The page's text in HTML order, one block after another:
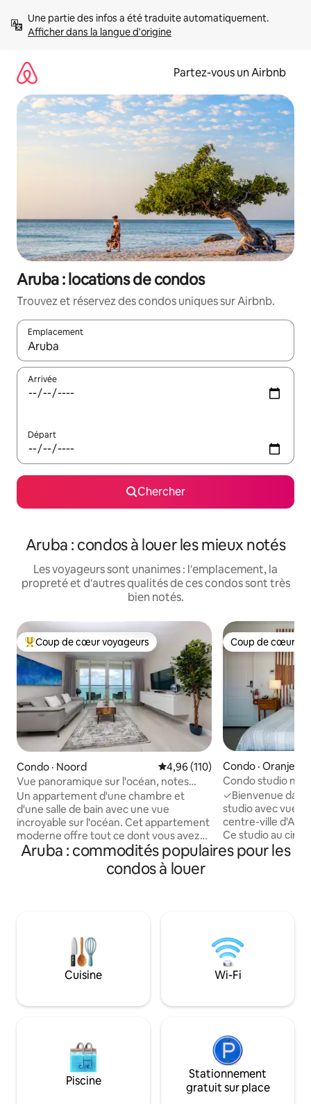
directement
Afficher dans la langue d'origine
Partez-vous un Airbnb
Aruba : locations de condos
Trouvez et réservez des condos uniques sur Airbnb.
Emplacement
Quand les résultats sont affichés, parcourez-les en utilisant
Arrivée
Départ
Chercher
Aruba : condos à louer les mieux notés
Les voyageurs sont unanimes : l'emplacement, la
propreté et d'autres qualités de ces condos sont très
bien notés.
Coup de cœur voyageurs parmi les plus aimés
Coup de cœur voyageurs
Condo · Noord Note moyenne de 4,96 sur 5,
4,96 (110)
Vue panoramique sur l'océan, notes
5 étoiles
Un appartement d'une chambre et
d'une salle de bain avec une vue
incroyable sur l'océan. Cet appartement
moderne offre tout ce dont vous avez
besoin pour des vacances
exceptionnelles : cuisine entièrement
équipée, équipement de plage,
d'un restaurant, d'un hall, d'une salle de
sport, d'un espace commun, de
plusieurs piscines et d'un spa/salon. Vous
pourrez également vous rendre à pied à
de boutiques et plus encore !
Coup de cœur
Coup de cœur
Condo ·
Condo studio
débordement,
✓Bienvenue
studio avec vue
centre-ville
Ce studio au
à 10 minutes en
distance de
profiter au
(Internet haut
parking privé,
serviettes et
Aruba : commodités populaires pour les
condos à louer
Cuisine Wi-Fi
Piscine
Stationnement
gratuit sur place